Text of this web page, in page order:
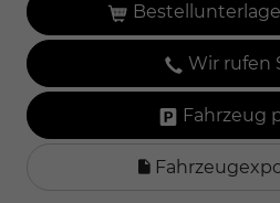
Wir rufen
Fahrzeug